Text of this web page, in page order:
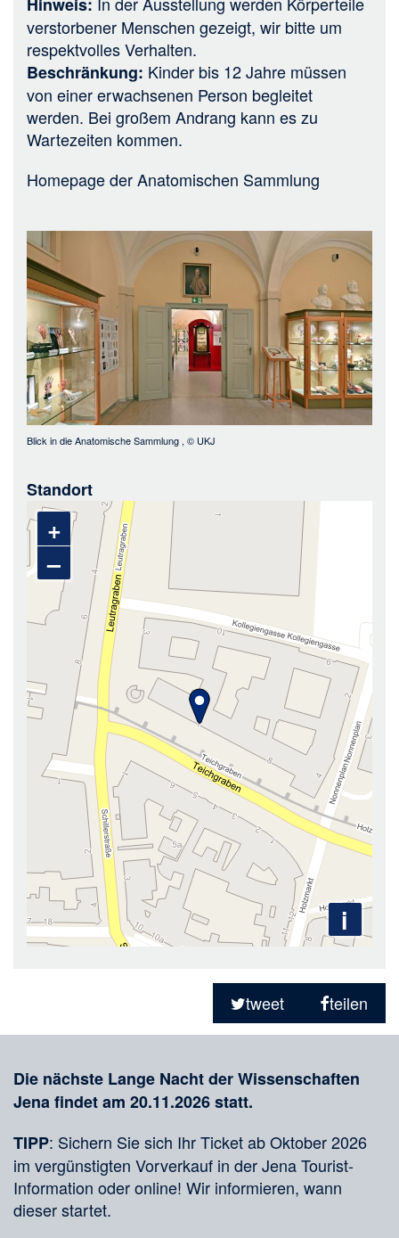
verstorbener Menschen gezeigt, wir bitte um
respektvolles Verhalten.
Beschränkung: Kinder bis 12 Jahre müssen
von einer erwachsenen Person begleitet
werden. Bei großem Andrang kann es zu
Wartezeiten kommen.
Homepage derAnatomischen Sammlung
Bild
Blick in die Anatomische Sammlung , © UKJ
Standort
+
–
i
tweet
teilen
Die nächste Lange Nacht der Wissenschaften
Jena findet am 20.11.2026 statt.
TIPP: Sichern Sie sich Ihr Ticket ab Oktober 2026
im vergünstigten Vorverkauf in der Jena Tourist-
Information oder online! Wir informieren, wann
dieser startet.